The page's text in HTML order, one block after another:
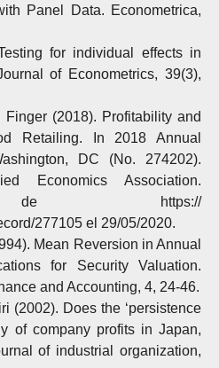
Panel Data. Econometrica,
for individual effects in
of Econometrics, 39(3),
(2018). Profitability and
Retailing. In 2018 Annual
DC (No. 274202).
Economics Association.
de https://
277105 el 29/05/2020.
Mean Reversion in Annual
for Security Valuation.
and Accounting, 4, 24-46.
(2002). Does the ‘persistence
of company profits in Japan,
of industrial organization,